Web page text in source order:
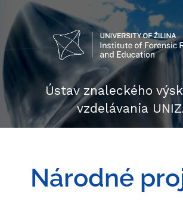
Ústav znaleckého
vzdelávania
Národné